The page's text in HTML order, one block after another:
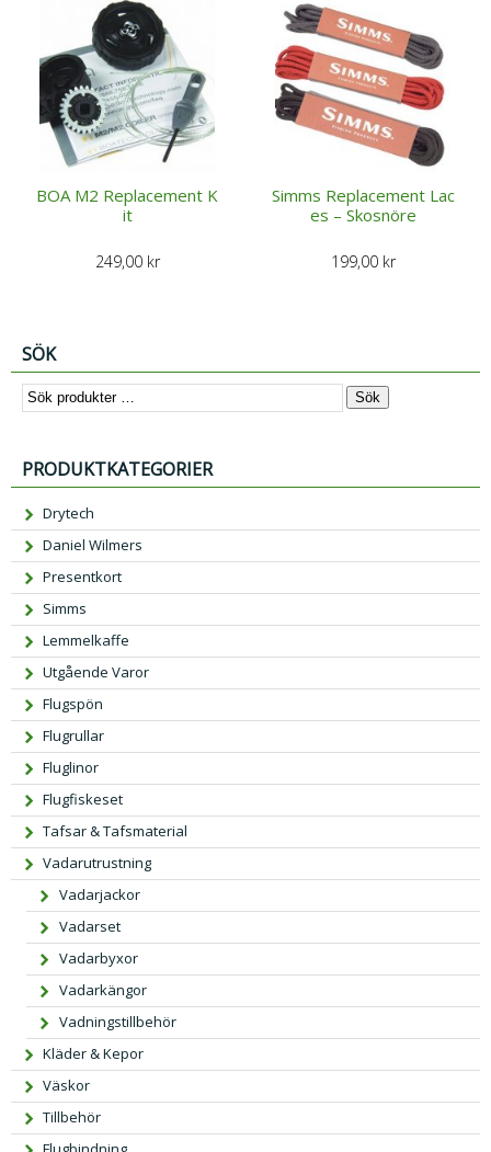
BOA M2 Replacement K
it
249,00 kr
Simms Replacement Lac
es – Skosnöre
199,00 kr
SÖK
Sök
PRODUKTKATEGORIER
Drytech
Daniel Wilmers
Presentkort
Simms
Lemmelkaffe
Utgående Varor
Flugspön
Flugrullar
Fluglinor
Flugfiskeset
Tafsar & Tafsmaterial
Vadarutrustning
Vadarjackor
Vadarset
Vadarbyxor
Vadarkängor
Vadningstillbehör
Kläder & Kepor
Väskor
Tillbehör